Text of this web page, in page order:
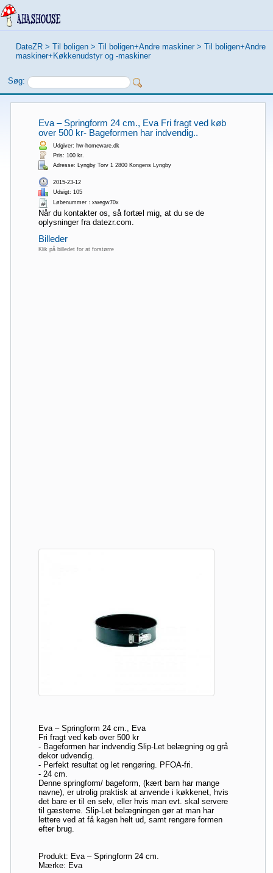
DateZR > Til boligen > Til boligen+Andre maskiner > Til boligen+Andre
maskiner+Køkkenudstyr og -maskiner
Søg:
Eva – Springform 24 cm., Eva Fri fragt ved køb
over 500 kr- Bageformen har indvendig..
Udgiver: hw-homeware.dk
Pris: 100 kr.
Adresse: Lyngby Torv 1 2800 Kongens Lyngby
2015-23-12
Udsigt: 105
Løbenummer：xwegw70x
Når du kontakter os, så fortæl mig, at du se de
oplysninger fra datezr.com.
Billeder
Klik på billedet for at forstørre
Eva – Springform 24 cm., Eva
Fri fragt ved køb over 500 kr
- Bageformen har indvendig Slip-Let belægning og grå
dekor udvendig.
- Perfekt resultat og let rengøring. PFOA-fri.
- 24 cm.
Denne springform/ bageform, (kært barn har mange
navne), er utrolig praktisk at anvende i køkkenet, hvis
det bare er til en selv, eller hvis man evt. skal servere
til gæsterne. Slip-Let belægningen gør at man har
lettere ved at få kagen helt ud, samt rengøre formen
efter brug.
Produkt: Eva – Springform 24 cm.
Mærke: Eva